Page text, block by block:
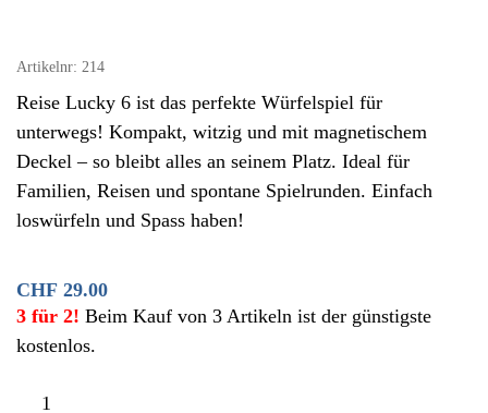
Artikelnr: 214
Reise Lucky 6 ist das perfekte Würfelspiel für
unterwegs! Kompakt, witzig und mit magnetischem
Deckel – so bleibt alles an seinem Platz. Ideal für
Familien, Reisen und spontane Spielrunden. Einfach
loswürfeln und Spass haben!
CHF 29.00
3 für 2! Beim Kauf von 3 Artikeln ist der günstigste
kostenlos.
Reise